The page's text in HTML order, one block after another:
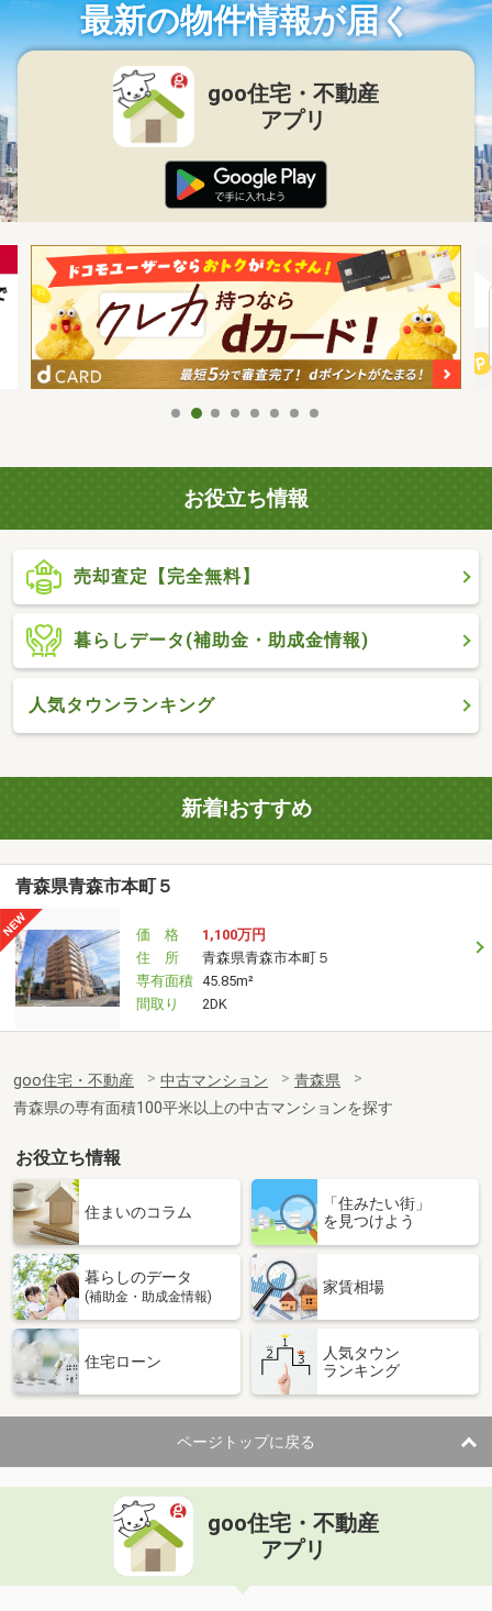
最新の物件情報が届く
goo住宅・不動産
アプリ
お役立ち情報
売却査定【完全無料】
暮らしデータ(補助金・助成金情報)
人気タウンランキング
新着!おすすめ
青森県青森市本町５
価 格
1,100万円
住 所
青森県青森市本町５
専有面積 45.85m²
間取り
2DK
goo住宅・不動産 中古マンション
青森県
青森県の専有面積100平米以上の中古マンションを探す
お役立ち情報
住まいのコラム
「住みたい街」
を見つけよう
暮らしのデータ
(補助金・助成金情報)
家賃相場
住宅ローン
人気タウン
ランキング
ページトップに戻る
goo住宅・不動産
アプリ